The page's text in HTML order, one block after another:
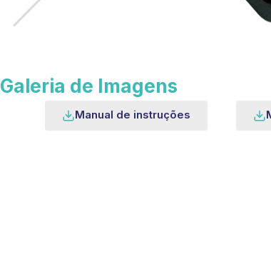
Galeria de Imagens
Manual de instruções